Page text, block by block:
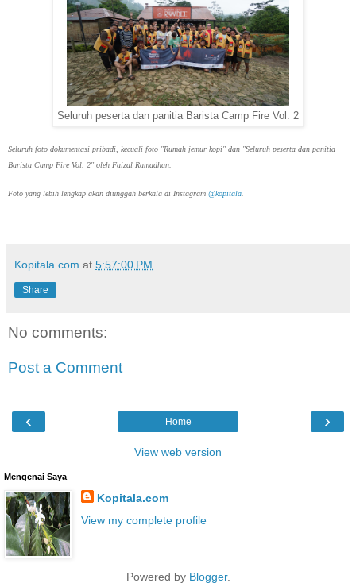
Seluruh peserta dan panitia Barista Camp Fire Vol. 2
Seluruh foto dokumentasi pribadi, kecuali foto "Rumah jemur kopi" dan "Seluruh peserta dan panitia
Barista Camp Fire Vol. 2" oleh Faizal Ramadhan.
Foto yang lebih lengkap akan diunggah berkala di Instagram @kopitala
Kopitala.com at 5:57:00 PM
Share
No comments:
Post a Comment
‹ ›
Home
View web version
Mengenai Saya
Kopitala.com
View my complete profile
Powered by Blogger.